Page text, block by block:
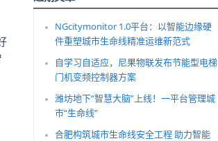
NGcitymonitor 1.0平台：以智能边缘硬
件重塑城市生命线精准运维新范式
自学习自适应，尼果物联发布节能型电梯
门机变频控制器方案
潍坊地下“智慧大脑”上线！一平台管理城
市“生命线”
合肥构筑城市生命线安全工程 助力智能